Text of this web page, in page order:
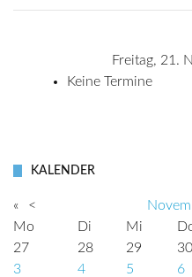
Freitag, 21.
Keine Termine
KALENDER
« <
Mo
Di Mi
27
28 29 30
3
4 5 6